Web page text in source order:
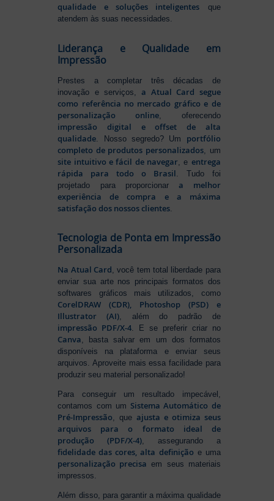
qualidade e soluções inteligentes que
atendem às suas necessidades.
Liderança e Qualidade em
Impressão
Prestes a completar três décadas de
inovação e serviços,a Atual Card segue
como referência no mercado gráfico e de
personalização online, oferecendo
impressão digital e offset de alta
qualidade . Nosso segredo? Um portfólio
completo de produtos personalizados , um
site intuitivo e fácil de navegar , e entrega
rápida para todo o Brasil . Tudo foi
projetado para proporcionara melhor
experiência de compra e a máxima
satisfação dos nossos clientes
Tecnologia de Ponta em Impressão
Personalizada
Na Atual Card, você tem total liberdade para
enviar sua arte nos principais formatos dos
softwares gráficos mais utilizados, como
CorelDRAW (CDR), Photoshop (PSD) e
Illustrator (AI), além do padrão de
impressão PDF/X-4. E se preferir criar no
Canva, basta salvar em um dos formatos
disponíveis na plataforma e enviar seus
arquivos. Aproveite mais essa facilidade para
produzir seu material personalizado!
Para conseguir um resultado impecável,
contamos com um Sistema Automático de
Pré-Impressão, queajusta e otimiza seus
arquivos para o formato ideal de
produção (PDF/X-4), assegurando a
fidelidade das cores, alta definição e uma
personalização precisa em seus materiais
impressos.
Além disso, para garantir a máxima qualidade